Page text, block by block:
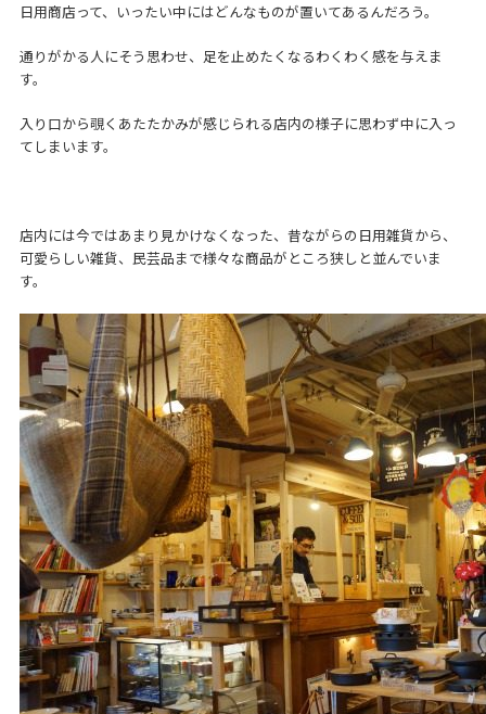
日用商店って、いったい中にはどんなものが置いてあるんだろう。
通りがかる人にそう思わせ、足を止めたくなるわくわく感を与えま
す。
入り口から覗くあたたかみが感じられる店内の様子に思わず中に入っ
てしまいます。
店内には今ではあまり見かけなくなった、昔ながらの日用雑貨から、
可愛らしい雑貨、民芸品まで様々な商品がところ狭しと並んでいま
す。